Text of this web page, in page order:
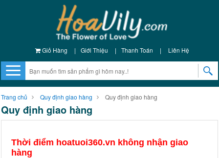
Giỏ Hàng | Giới Thiệu | Thanh Toán | Liên Hệ
Trang chủ Quy định giao hàng Quy định giao hàng
Quy định giao hàng
Thời điểm hoatuoi360.vn không nhận giao
hàng